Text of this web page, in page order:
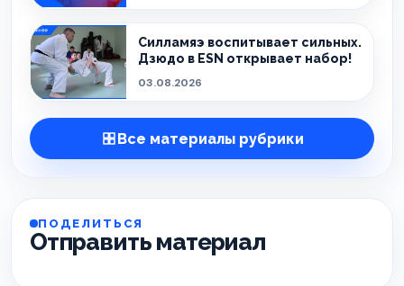
Силламяэ воспитывает сильных.
Дзюдо в ESN открывает набор!
03.08.2026
Все материалы рубрики
ПОДЕЛИТЬСЯ
Отправить материал